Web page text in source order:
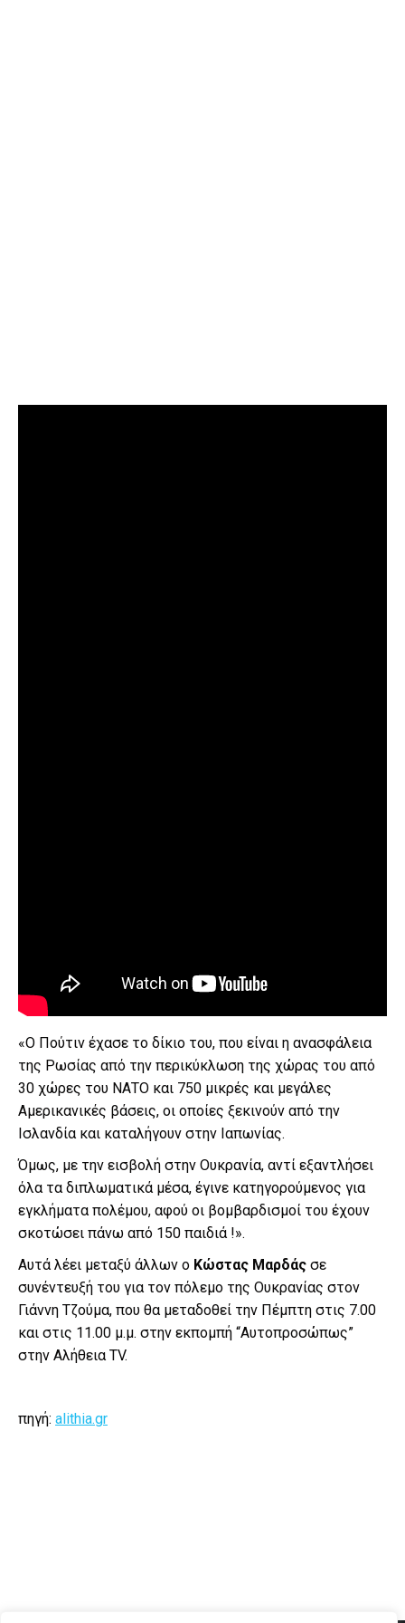
«Ο Πούτιν έχασε το δίκιο του, που είναι η ανασφάλεια
της Ρωσίας από την περικύκλωση της χώρας του από
30 χώρες του ΝΑΤΟ και 750 μικρές και μεγάλες
Αμερικανικές βάσεις, οι οποίες ξεκινούν από την
Ισλανδία και καταλήγουν στην Ιαπωνίας.
Όμως, με την εισβολή στην Ουκρανία, αντί εξαντλήσει
όλα τα διπλωματικά μέσα, έγινε κατηγορούμενος για
εγκλήματα πολέμου, αφού οι βομβαρδισμοί του έχουν
σκοτώσει πάνω από 150 παιδιά !».
Αυτά λέει μεταξύ άλλων ο Κώστας Μαρδάς σε
συνέντευξή του για τον πόλεμο της Ουκρανίας στον
Γιάννη Τζούμα, που θα μεταδοθεί την Πέμπτη στις 7.00
και στις 11.00 μ.μ. στην εκπομπή “Αυτοπροσώπως”
στην Αλήθεια ΤV.
πηγή: alithia.gr